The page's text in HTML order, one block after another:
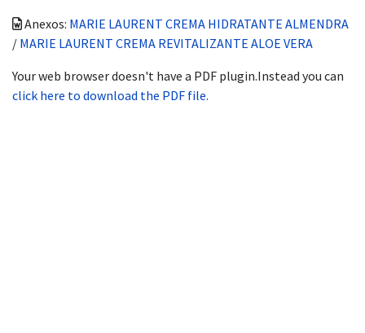
Anexos: MARIE LAURENT CREMA HIDRATANTE ALMENDRA
/ MARIE LAURENT CREMA REVITALIZANTE ALOE VERA
Your web browser doesn't have a PDF plugin.Instead you can
click here to download the PDF file.